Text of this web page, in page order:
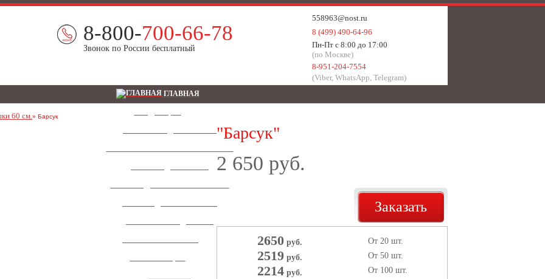
8-800-700-66-78
Звонок по России бесплатный
558963@nost.ru
8 (499) 490-64-96
Пн-Пт с 8:00 до 17:00
(по Москве)
8-951-204-7554
(Viber, WhatsApp, Telegram)
ГЛАВНАЯ
60 см. Барсук
"Барсук"
2 650 руб.
Заказать
2650 руб.
2519руб.
2214руб.
От 20 шт.
От 50 шт.
От 100 шт.